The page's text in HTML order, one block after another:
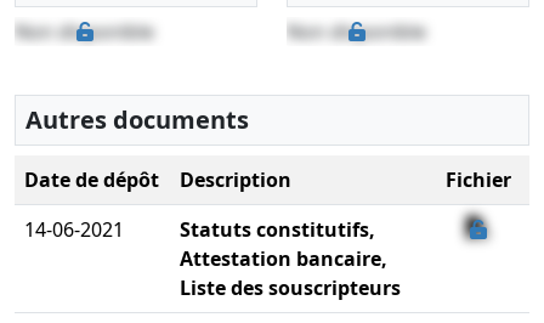
Non disponible Non disponible
Autres documents
Date de dépôt Description
Fichier
14-06-2021
Statuts constitutifs,
Attestation bancaire,
Liste des souscripteurs